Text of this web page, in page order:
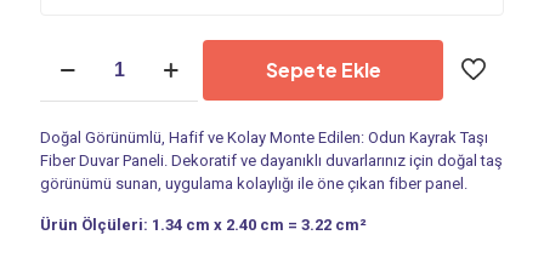
Paneli
Kayrak
Taşı
PC
adet
Sepete Ekle
Doğal Görünümlü, Hafif ve Kolay Monte Edilen: Odun Kayrak Taşı
Fiber Duvar Paneli. Dekoratif ve dayanıklı duvarlarınız için doğal taş
görünümü sunan, uygulama kolaylığı ile öne çıkan fiber panel.
Ürün Ölçüleri: 1.34 cm x 2.40 cm = 3.22 cm²